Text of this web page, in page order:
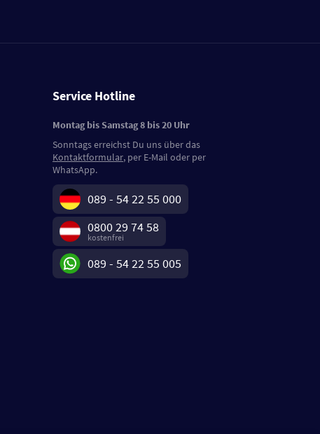
Service Hotline
Montag bis Samstag 8 bis 20 Uhr
Sonntags erreichst Du uns über das
Kontaktformular, per E-Mail oder per
WhatsApp.
089 - 54 22 55 000
0800 29 74 58
kostenfrei
089 - 54 22 55 005